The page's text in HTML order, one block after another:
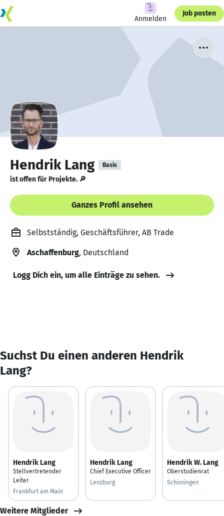
Anmelden
Job posten
Hendrik Lang Basis
ist offen für Projekte. 🔎
Ganzes Profil ansehen
Selbstständig, Geschäftsführer, AB Trade
Aschaffenburg, Deutschland
Logg Dich ein, um alle Einträge zu sehen.
Suchst Du einen anderen Hendrik
Lang?
Hendrik Lang
Stellvertretender
Leiter
Frankfurt am Main
Hendrik Lang
Chief Executive Officer
Lenzburg
Hendrik W. Lang
Oberstudienrat
Schöningen
Weitere Mitglieder